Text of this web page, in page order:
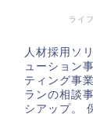
ライ
人材採用ソ
ューション
ティング事
ランの相談
シアップ。